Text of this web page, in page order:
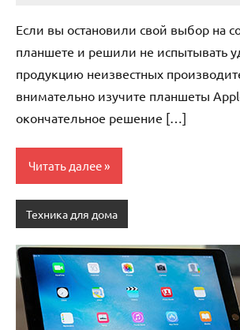
Если вы остановили свой выбор на
планшете и решили не испытывать
продукцию неизвестных
внимательно изучите планшеты
окончательное решение […]
Читать далее
Техника для дома